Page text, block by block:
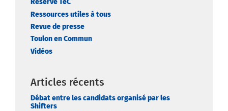
Réservé TeC
Ressources utiles à tous
Revue de presse
Toulon en Commun
Vidéos
Articles récents
Débat entre les candidats organisé par les
Shifters